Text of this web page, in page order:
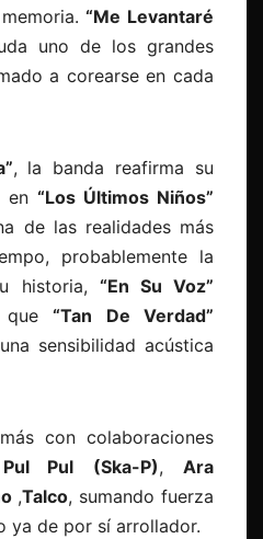
“Me Levantaré
uno de los grandes
a corearse en cada
, la banda reafirma su
en “Los Últimos Niños”
de las realidades más
probablemente la
historia, “En Su Voz”
que“Tan De Verdad”
sensibilidad acústica
con colaboraciones
Pul Pul (Ska-P),Ara
,Talco, sumando fuerza
ya de por sí arrollador.